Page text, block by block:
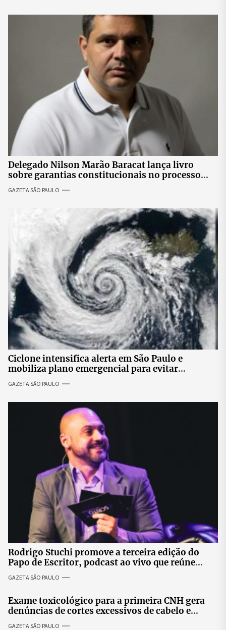
Delegado Nilson Marão Baracat lança livro
sobre garantias constitucionais no processo
penal brasileiro
GAZETA SÃO PAULO
Ciclone intensifica alerta em São Paulo e
mobiliza plano emergencial para evitar
impactos no fornecimento de energia
GAZETA SÃO PAULO
Rodrigo Stuchi promove a terceira edição do
Papo de Escritor, podcast ao vivo que reúne
especialistas para discutir saúde mental e
prosperidade.
GAZETA SÃO PAULO
Exame toxicológico para a primeira CNH gera
denúncias de cortes excessivos de cabelo e
revolta entre candidatas
GAZETA SÃO PAULO